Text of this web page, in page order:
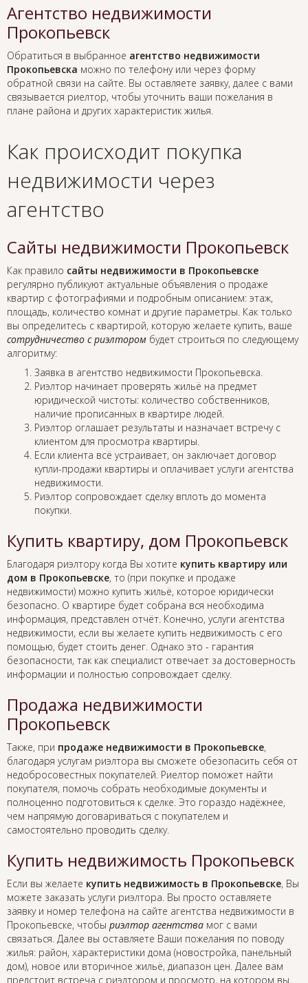
Агентство недвижимости
Прокопьевск
Обратиться в выбранное агентство недвижимости
Прокопьевска можно по телефону или через форму
обратной связи на сайте. Вы оставляете заявку, далее с вами
связывается риелтор, чтобы уточнить ваши пожелания в
плане района и других характеристик жилья.
Как происходит покупка
недвижимости через
агентство
Сайты недвижимости Прокопьевск
Как правило сайты недвижимости в Прокопьевске
регулярно публикуют актуальные объявления о продаже
квартир с фотографиями и подробным описанием: этаж,
площадь, количество комнат и другие параметры. Как только
вы определитесь с квартирой, которую желаете купить, ваше
сотрудничество с риэлтором будет строиться по следующему
алгоритму:
Заявка в агентство недвижимости Прокопьевска.
Риэлтор начинает проверять жильё на предмет
юридической чистоты: количество собственников,
наличие прописанных в квартире людей.
Риэлтор оглашает результаты и назначает встречу с
клиентом для просмотра квартиры.
Если клиента всё устраивает, он заключает договор
купли-продажи квартиры и оплачивает услуги агентства
недвижимости.
Риэлтор сопровождает сделку вплоть до момента
покупки.
Купить квартиру, дом Прокопьевск
Благодаря риэлтору когда Вы хотите купить квартиру или
дом в Прокопьевске, то (при покупке и продаже
недвижимости) можно купить жильё, которое юридически
безопасно. О квартире будет собрана вся необходима
информация, представлен отчёт. Конечно, услуги агентства
недвижимости, если вы желаете купить недвижимость с его
помощью, будет стоить денег. Однако это - гарантия
безопасности, так как специалист отвечает за достоверность
информации и полностью сопровождает сделку.
Продажа недвижимости
Прокопьевск
Также, при продаже недвижимости в Прокопьевске,
благодаря услугам риэлтора вы сможете обезопасить себя от
недобросовестных покупателей. Риелтор поможет найти
покупателя, помочь собрать необходимые документы и
полноценно подготовиться к сделке. Это гораздо надёжнее,
чем напрямую договариваться с покупателем и
самостоятельно проводить сделку.
Купить недвижимость Прокопьевск
Если вы желаете купить недвижимость в Прокопьевске, Вы
можете заказать услуги риэлтора. Вы просто оставляете
заявку и номер телефона на сайте агентства недвижимости в
Прокопьевске, чтобы риэлтор агентства мог с вами
связаться. Далее вы оставляете Ваши пожелания по поводу
жилья: район, характеристики дома (новостройка, панельный
дом), новое или вторичное жильё, диапазон цен. Далее вам
предстоит встреча с риэлтором и просмотр, на котором вы